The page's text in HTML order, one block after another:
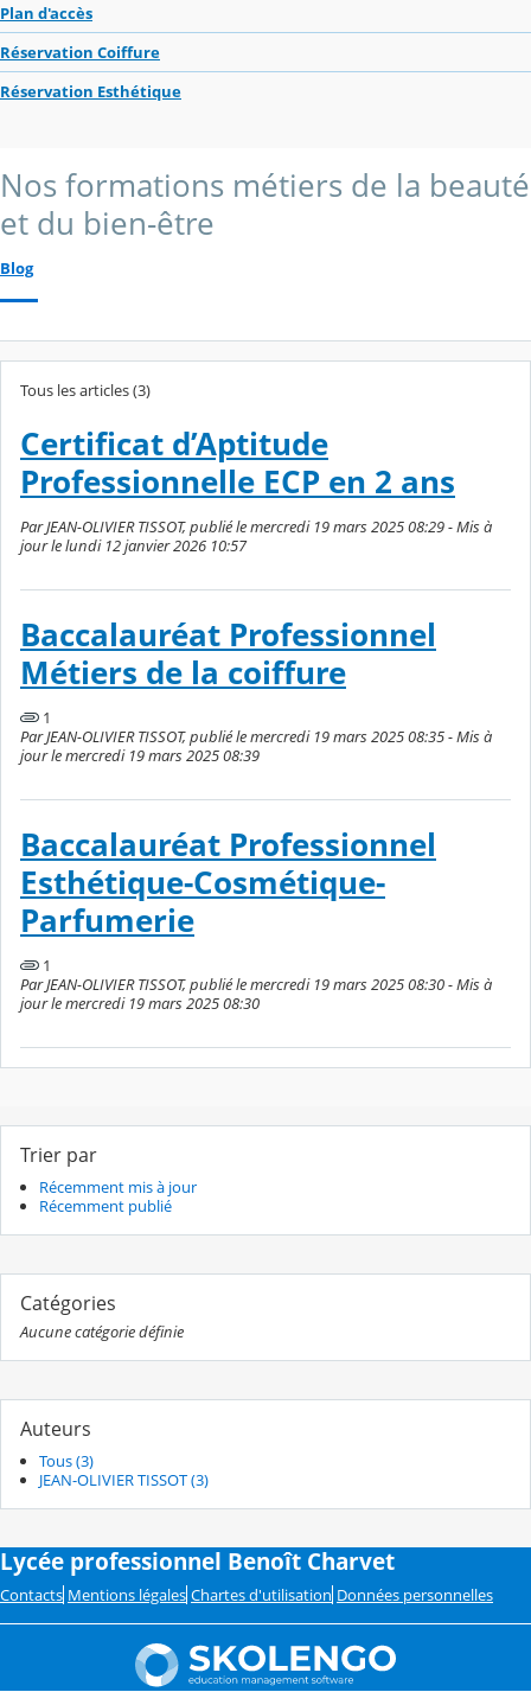
Plan d'accès
Réservation Coiffure
Réservation Esthétique
Nos formations métiers de la beauté
et du bien-être
Blog
Tous les articles (3)
Certificat d’Aptitude
Professionnelle ECP en 2 ans
Par JEAN-OLIVIER TISSOT, publié le mercredi 19 mars 2025 08:29 - Mis à
jour le lundi 12 janvier 2026 10:57
Baccalauréat Professionnel
Métiers de la coiffure
1
Par JEAN-OLIVIER TISSOT, publié le mercredi 19 mars 2025 08:35 - Mis à
jour le mercredi 19 mars 2025 08:39
Baccalauréat Professionnel
Esthétique-Cosmétique-
Parfumerie
1
Par JEAN-OLIVIER TISSOT, publié le mercredi 19 mars 2025 08:30 - Mis à
jour le mercredi 19 mars 2025 08:30
Trier par
Récemment mis à jour
Récemment publié
Catégories
Aucune catégorie définie
Auteurs
Tous (3)
JEAN-OLIVIER TISSOT (3)
Lycée professionnel Benoît Charvet
Contacts Mentions légales Chartes d'utilisation Données personnelles